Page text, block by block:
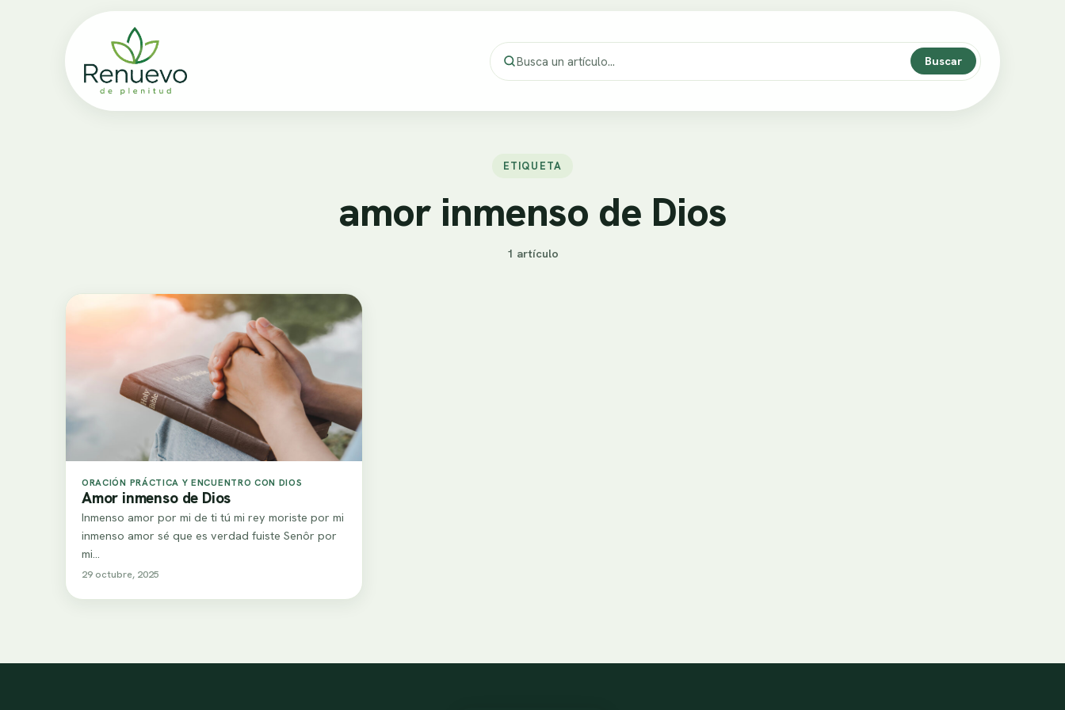
Buscar
ETIQUETA
amor inmenso de Dios
1 artículo
ORACIÓN PRÁCTICA Y ENCUENTRO CON DIOS
Amor inmenso de Dios
Inmenso amor por mi de ti tú mi rey moriste por mi
inmenso amor sé que es verdad fuiste Senôr por
mi…
29 octubre, 2025